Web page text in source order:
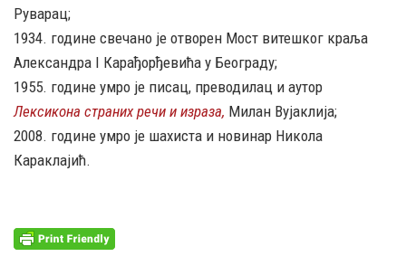
Руварац;
1934. године свечано је отворен Мост витешког краља
Александра I Карађорђевића у Београду;
1955. године умро је писац, преводилац и аутор
Лексикона страних речи и израза, Милан Вујаклија;
2008. године умро је шахиста и новинар Никола
Караклајић.